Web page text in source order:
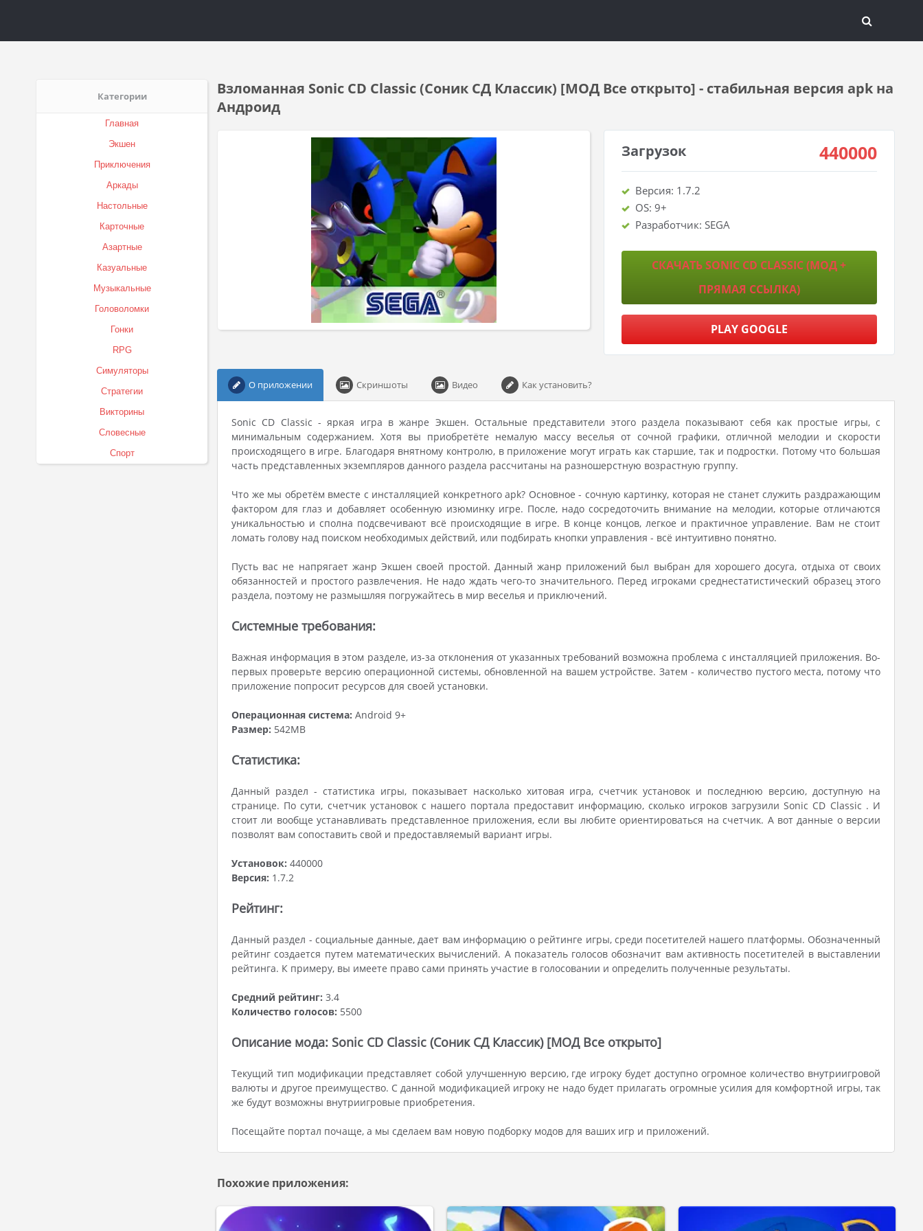
Категории
Главная
Экшен
Приключения
Аркады
Настольные
Карточные
Азартные
Казуальные
Музыкальные
Головоломки
Гонки
RPG
Симуляторы
Стратегии
Викторины
Словесные
Спорт
Взломанная Sonic CD Classic (Соник СД Классик) [МОД Все открыто] - стабильная версия apk на
Андроид
Загрузок 440000
Версия: 1.7.2
OS: 9+
Разработчик: SEGA
СКАЧАТЬ SONIC CD CLASSIC (МОД +
ПРЯМАЯ ССЫЛКА)
PLAY GOOGLE
О приложении Скриншоты Видео Как установить?
Sonic CD Classic - яркая игра в жанре Экшен. Остальные представители этого раздела показывают себя как простые игры, с
минимальным содержанием. Хотя вы приобретёте немалую массу веселья от сочной графики, отличной мелодии и скорости
происходящего в игре. Благодаря внятному контролю, в приложение могут играть как старшие, так и подростки. Потому что большая
часть представленных экземпляров данного раздела рассчитаны на разношерстную возрастную группу.
Что же мы обретём вместе с инсталляцией конкретного apk? Основное - сочную картинку, которая не станет служить раздражающим
фактором для глаз и добавляет особенную изюминку игре. После, надо сосредоточить внимание на мелодии, которые отличаются
уникальностью и сполна подсвечивают всё происходящие в игре. В конце концов, легкое и практичное управление. Вам не стоит
ломать голову над поиском необходимых действий, или подбирать кнопки управления - всё интуитивно понятно.
Пусть вас не напрягает жанр Экшен своей простой. Данный жанр приложений был выбран для хорошего досуга, отдыха от своих
обязанностей и простого развлечения. Не надо ждать чего-то значительного. Перед игроками среднестатистический образец этого
раздела, поэтому не размышляя погружайтесь в мир веселья и приключений.
Системные требования:
Важная информация в этом разделе, из-за отклонения от указанных требований возможна проблема с инсталляцией приложения. Во-
первых проверьте версию операционной системы, обновленной на вашем устройстве. Затем - количество пустого места, потому что
приложение попросит ресурсов для своей установки.
Операционная система: Android 9+
Размер: 542MB
Статистика:
Данный раздел - статистика игры, показывает насколько хитовая игра, счетчик установок и последнюю версию, доступную на
странице. По сути, счетчик установок с нашего портала предоставит информацию, сколько игроков загрузили Sonic CD Classic . И
стоит ли вообще устанавливать представленное приложения, если вы любите ориентироваться на счетчик. А вот данные о версии
позволят вам сопоставить свой и предоставляемый вариант игры.
Установок: 440000
Версия: 1.7.2
Рейтинг:
Данный раздел - социальные данные, дает вам информацию о рейтинге игры, среди посетителей нашего платформы. Обозначенный
рейтинг создается путем математических вычислений. А показатель голосов обозначит вам активность посетителей в выставлении
рейтинга. К примеру, вы имеете право сами принять участие в голосовании и определить полученные результаты.
Средний рейтинг: 3.4
Количество голосов: 5500
Описание мода: Sonic CD Classic (Соник СД Классик) [МОД Все открыто]
Текущий тип модификации представляет собой улучшенную версию, где игроку будет доступно огромное количество внутриигровой
валюты и другое преимущество. С данной модификацией игроку не надо будет прилагать огромные усилия для комфортной игры, так
же будут возможны внутриигровые приобретения.
Посещайте портал почаще, а мы сделаем вам новую подборку модов для ваших игр и приложений.
Похожие приложения: